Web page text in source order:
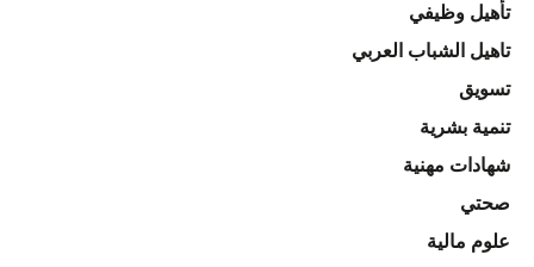
تأهيل وظيفي
تاهيل الشباب العربي
تسويق
تنمية بشرية
شهادات مهنية
صحتي
علوم مالية